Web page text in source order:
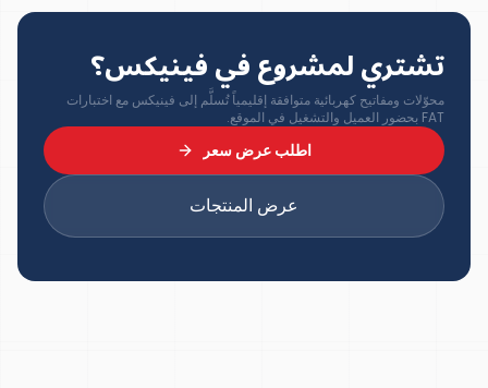
تشتري لمشروع في فينيكس؟
محوّلات ومفاتيح كهربائية متوافقة إقليمياً تُسلَّم إلى فينيكس مع اختبارات
FAT بحضور العميل والتشغيل في الموقع.
اطلب عرض سعر
عرض المنتجات